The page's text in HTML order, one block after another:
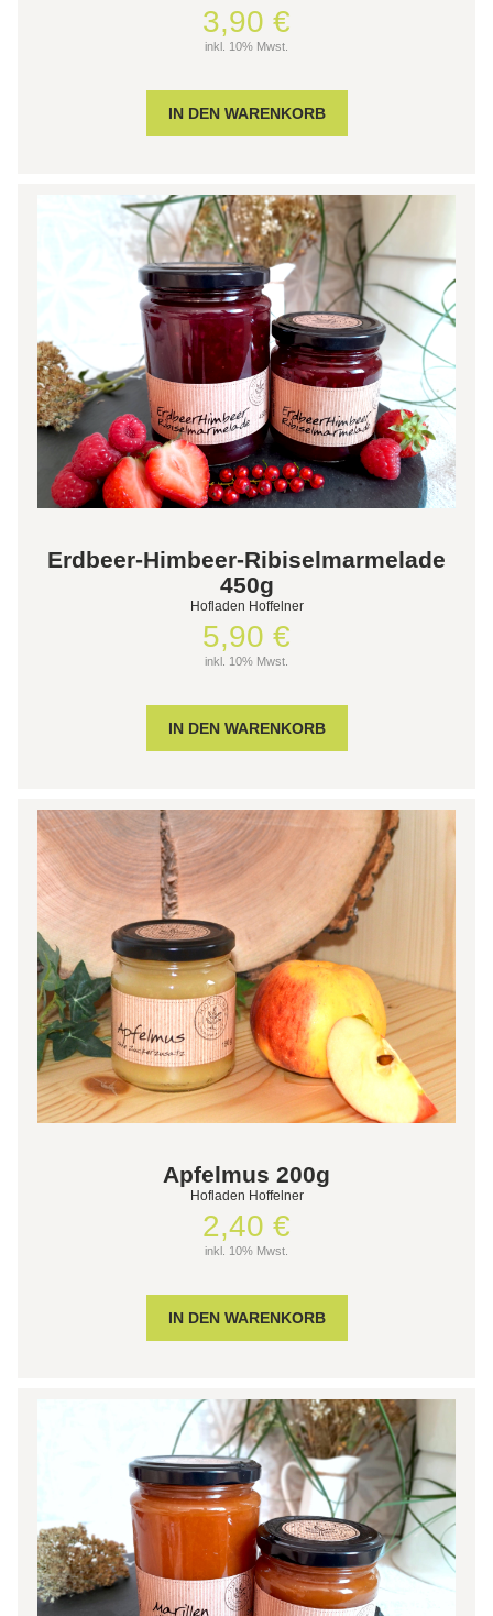
3,90 €
inkl. 10% Mwst.
Erdbeer-Himbeer-Ribiselmarmelade
450g
Hofladen Hoffelner
5,90 €
inkl. 10% Mwst.
Apfelmus 200g
Hofladen Hoffelner
2,40 €
inkl. 10% Mwst.